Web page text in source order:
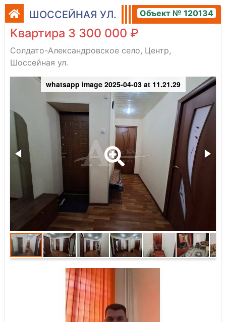
ШОССЕЙНАЯ УЛ. Объект № 120134
Квартира 3 300 000 ₽
Солдато-Александровское село, Центр,
Шоссейная ул.
whatsapp image 2025-04-03 at 11.21.29